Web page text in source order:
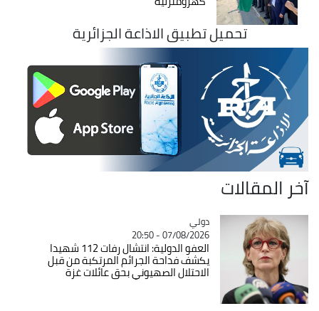
تحميل تطبيق الاذاعة الجزائرية
آخر المقالات
Catégorie
دولي
07/08/2026 - 20:50
العفو الدولية: انتشال رفات 112 شهيدا
يكشف فداحة الجرائم المرتكبة من قبل
الاحتلال الصهيوني بحق عائلات غزة